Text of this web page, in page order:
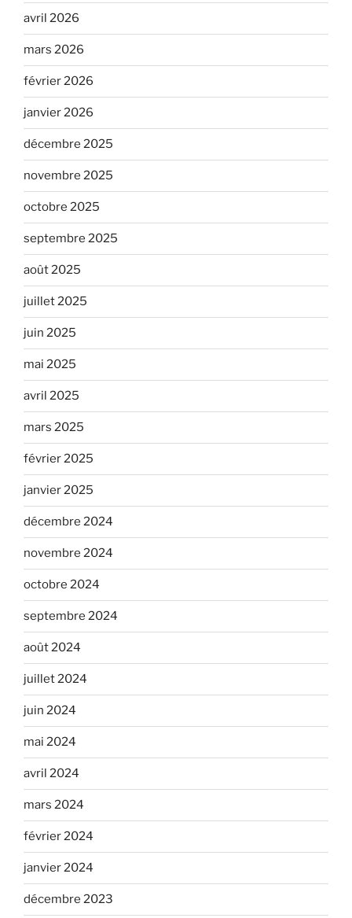
avril 2026
mars 2026
février 2026
janvier 2026
décembre 2025
novembre 2025
octobre 2025
septembre 2025
août 2025
juillet 2025
juin 2025
mai 2025
avril 2025
mars 2025
février 2025
janvier 2025
décembre 2024
novembre 2024
octobre 2024
septembre 2024
août 2024
juillet 2024
juin 2024
mai 2024
avril 2024
mars 2024
février 2024
janvier 2024
décembre 2023